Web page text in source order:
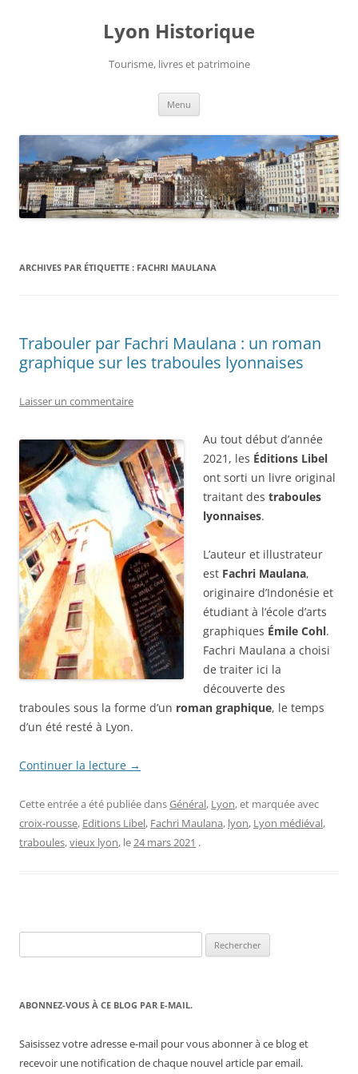
Lyon Historique
Tourisme, livres et patrimoine
Menu
ARCHIVES PAR ÉTIQUETTE : FACHRI MAULANA
Trabouler par Fachri Maulana : un roman
graphique sur les traboules lyonnaises
Laisser un commentaire
Au tout début d’année
2021, les Éditions Libel
ont sorti un livre original
traitant des traboules
lyonnaises.
L’auteur et illustrateur
est Fachri Maulana,
originaire d’Indonésie et
étudiant à l’école d’arts
graphiques Émile Cohl.
Fachri Maulana a choisi
de traiter ici la
découverte des
traboules sous la forme d’un roman graphique, le temps
d’un été resté à Lyon.
Continuer la lecture →
Cette entrée a été publiée dansGénéral, Lyon, et marquée avec
croix-rousse, Editions Libel, Fachri Maulana, lyon, Lyon médiéval,
traboules,vieux lyon, le24 mars 2021 .
ABONNEZ-VOUS À CE BLOG PAR E-MAIL.
Saisissez votre adresse e-mail pour vous abonner à ce blog et
recevoir une notification de chaque nouvel article par email.